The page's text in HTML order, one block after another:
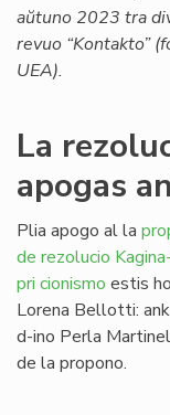
aŭtuno 2023 tra
revuo “Kontakto”
UEA).
La
apogas
Plia apogo al la
de rezolucio
pri cionismo estis
Lorena Bellotti:
d-ino Perla
de la propono.